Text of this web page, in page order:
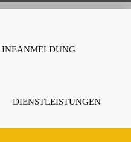
DIENSTLEISTUNGEN